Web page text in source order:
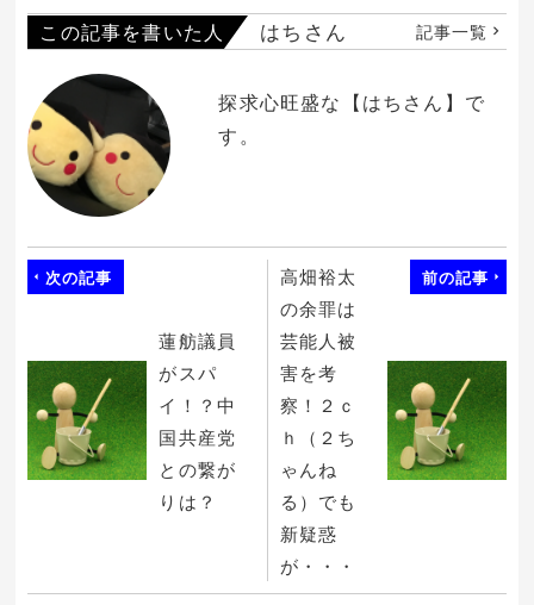
い
ウ
ィ
ン
ウ
き
ま
す)
し
て
く
だ
い
(新
ウ
ィ
ン
ド
ウ
で
ま
この記事を書いた人 はちさん 記事一覧
探求心旺盛な【はちさん】で
す。
次の記事
蓮舫議員
がスパ
イ！？中
国共産党
との繋が
りは？
高畑裕太
の余罪は
芸能人被
害を考
察！２ｃ
ｈ（２ち
ゃんね
る）でも
新疑惑
が・・・
前の記事